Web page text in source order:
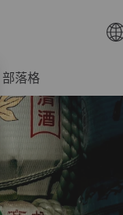
部落格